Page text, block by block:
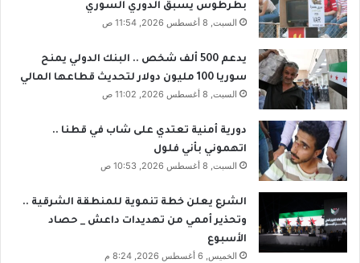
بطرطوس يسبق الدوري السوري
السبت, 8 أغسطس 2026, 11:54 ص
يدعم 500 ألف شخص .. البنك الدولي يمنح
سوريا 100 مليون دولار لتحديث قطاعها المالي
السبت, 8 أغسطس 2026, 11:02 ص
دورية أمنية تعتدي على شاب في قطنا ..
اتهموني بأني فلول
السبت, 8 أغسطس 2026, 10:53 ص
الشرع يعلن خطة تنموية للمنطقة الشرقية ..
وتحذير أممي من تهديدات داعش _ حصاد
الأسبوع
الخميس, 6 أغسطس 2026, 8:24 م